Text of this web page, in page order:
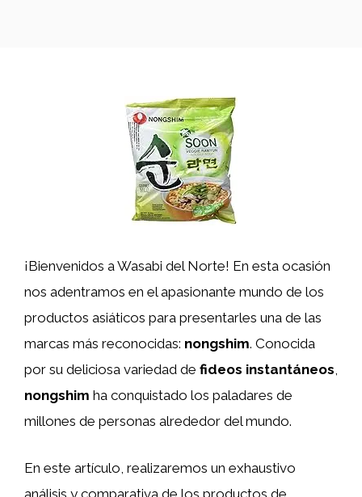
¡Bienvenidos a Wasabi del Norte! En esta ocasión
nos adentramos en el apasionante mundo de los
productos asiáticos para presentarles una de las
marcas más reconocidas: nongshim. Conocida
por su deliciosa variedad de fideos instantáneos,
nongshim ha conquistado los paladares de
millones de personas alrededor del mundo.
En este artículo, realizaremos un exhaustivo
análisis y comparativa de los productos de